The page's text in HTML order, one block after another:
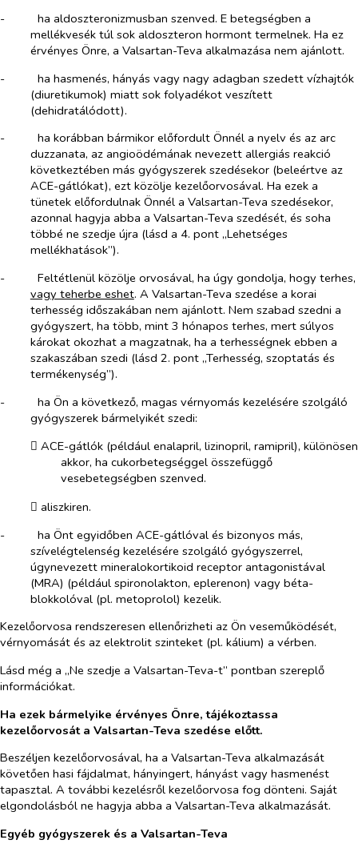
-​
ha aldoszteronizmusban szenved. E betegségben a
mellékvesék túl sok aldoszteron hormont termelnek. Ha ez
érvényes Önre, a Valsartan-Teva alkalmazása nem ajánlott.
-​
ha hasmenés, hányás vagy nagy adagban szedett vízhajtók
(diuretikumok) miatt sok folyadékot veszített
(dehidratálódott).
-​
ha korábban bármikor előfordult Önnél a nyelv és az arc
duzzanata, az angioödémának nevezett allergiás reakció
következtében más gyógyszerek szedésekor (beleértve az
ACE-gátlókat), ezt közölje kezelőorvosával. Ha ezek a
tünetek előfordulnak Önnél a Valsartan-Teva szedésekor,
azonnal hagyja abba a Valsartan-Teva szedését, és soha
többé ne szedje újra (lásd a 4. pont „Lehetséges
mellékhatások”).
-​
Feltétlenül közölje orvosával, ha úgy gondolja, hogy terhes,
vagy teherbe eshet. A Valsartan-Teva szedése a korai
terhesség időszakában nem ajánlott. Nem szabad szedni a
gyógyszert, ha több, mint 3 hónapos terhes, mert súlyos
károkat okozhat a magzatnak, ha a terhességnek ebben a
szakaszában szedi (lásd 2. pont „Terhesség, szoptatás és
termékenység”).
-​
ha Ön a következő, magas vérnyomás kezelésére szolgáló
gyógyszerek bármelyikét szedi:
​ ACE-gátlók (például enalapril, lizinopril, ramipril), különösen
akkor, ha cukorbetegséggel összefüggő
vesebetegségben szenved.
​ aliszkiren.
-​
ha Önt egyidőben ACE-gátlóval és bizonyos más,
szívelégtelenség kezelésére szolgáló gyógyszerrel,
úgynevezett mineralokortikoid receptor antagonistával
(MRA) (például spironolakton, eplerenon) vagy béta-
blokkolóval (pl. metoprolol) kezelik.
Kezelőorvosa rendszeresen ellenőrizheti az Ön veseműködését,
vérnyomását és az elektrolit szinteket (pl. kálium) a vérben.
Lásd még a „Ne szedje a Valsartan-Teva-t” pontban szereplő
információkat.
Ha ezek bármelyike érvényes Önre, tájékoztassa
kezelőorvosát a Valsartan-Teva szedése előtt.
Beszéljen kezelőorvosával, ha a Valsartan-Teva alkalmazását
követően hasi fájdalmat, hányingert, hányást vagy hasmenést
tapasztal. A további kezelésről kezelőorvosa fog dönteni. Saját
elgondolásból ne hagyja abba a Valsartan-Teva alkalmazását.
Egyéb gyógyszerek és a Valsartan-Teva